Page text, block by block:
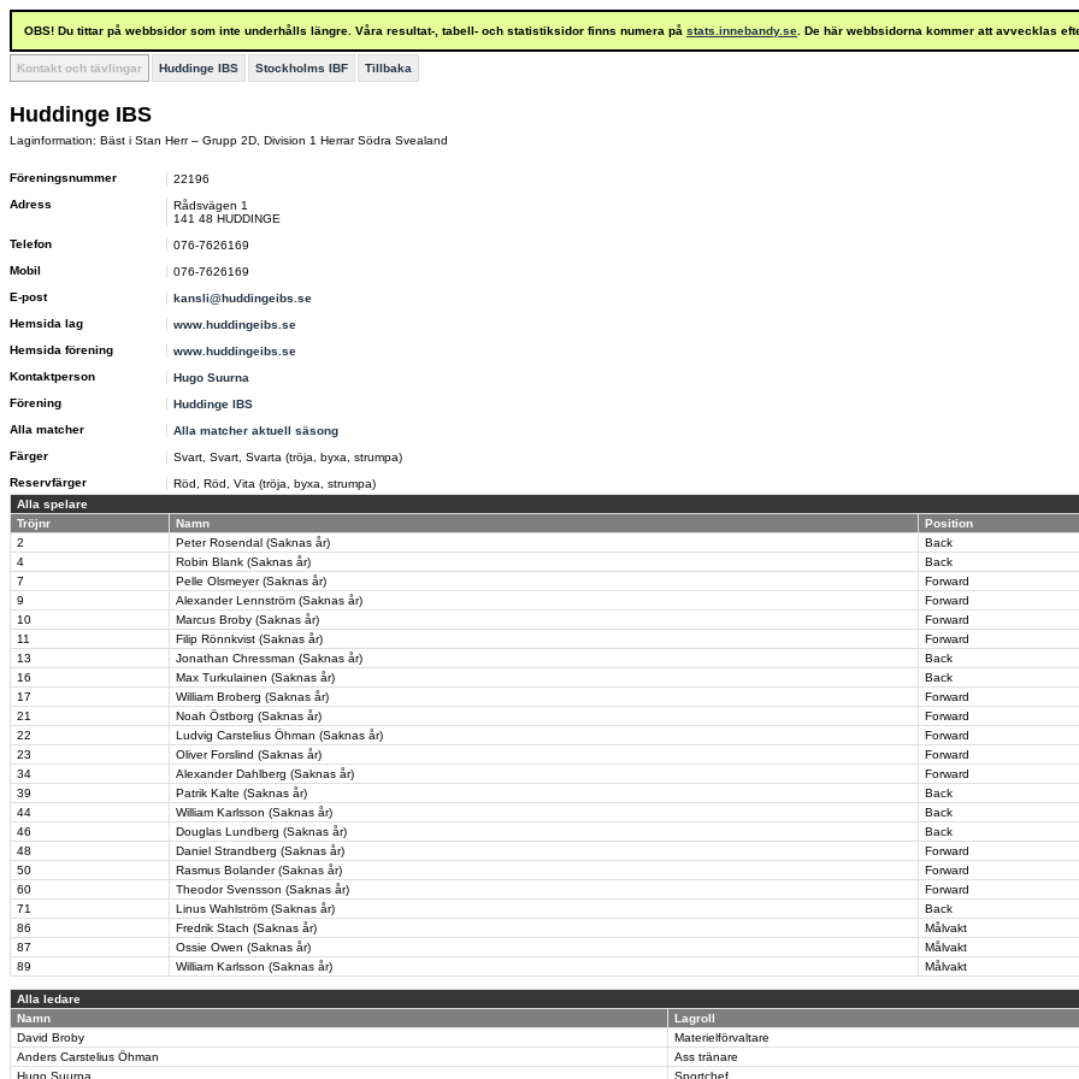
OBS! Du tittar på webbsidor som inte underhålls längre. Våra resultat-, tabell- och statistiksidor finns numera på stats.innebandy.se . De här webbsidorna kommer att avvecklas
Kontakt och tävlingar Huddinge IBS Stockholms IBF Tillbaka
Huddinge IBS
Laginformation: Bäst i Stan Herr – Grupp 2D, Division 1 Herrar Södra Svealand
Föreningsnummer
22196
Adress
Rådsvägen 1
141 48 HUDDINGE
Telefon
076-7626169
Mobil
076-7626169
E-post
kansli@huddingeibs.se
Hemsida lag
www.huddingeibs.se
Hemsida förening
www.huddingeibs.se
Kontaktperson
Hugo Suurna
Förening
Huddinge IBS
Alla matcher
Alla matcher aktuell säsong
Färger
Svart, Svart, Svarta (tröja, byxa, strumpa)
Reservfärger
Röd, Röd, Vita (tröja, byxa, strumpa)
Alla spelare
Tröjnr
Namn
Position
2
Peter Rosendal (Saknas år)
Back
4
Robin Blank (Saknas år)
Back
7
Pelle Olsmeyer (Saknas år)
Forward
9
Alexander Lennström (Saknas år)
Forward
10
Marcus Broby (Saknas år)
Forward
11
Filip Rönnkvist (Saknas år)
Forward
13
Jonathan Chressman (Saknas år)
Back
16
Max Turkulainen (Saknas år)
Back
17
William Broberg (Saknas år)
Forward
21
Noah Östborg (Saknas år)
Forward
22
Ludvig Carstelius Öhman (Saknas år)
Forward
23
Oliver Forslind (Saknas år)
Forward
34
Alexander Dahlberg (Saknas år)
Forward
39
Patrik Kalte (Saknas år)
Back
44
William Karlsson (Saknas år)
Back
46
Douglas Lundberg (Saknas år)
Back
48
Daniel Strandberg (Saknas år)
Forward
50
Rasmus Bolander (Saknas år)
Forward
60
Theodor Svensson (Saknas år)
Forward
71
Linus Wahlström (Saknas år)
Back
86
Fredrik Stach (Saknas år)
Målvakt
87
Ossie Owen (Saknas år)
Målvakt
89
William Karlsson (Saknas år) Målvakt
Alla ledare
Namn
Lagroll
David Broby
Materielförvaltare
Anders Carstelius Öhman
Ass tränare
Hugo Suurna
Sportchef